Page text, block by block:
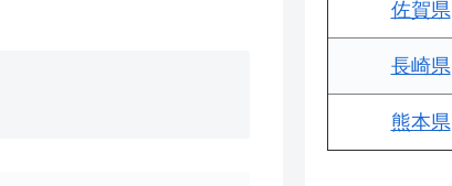
佐賀県
長崎県
熊本県